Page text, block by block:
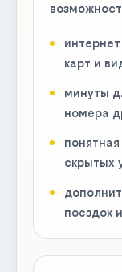
карт и
минуты
номера
скрытых
поездок